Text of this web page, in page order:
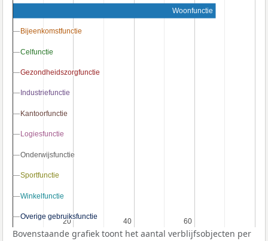
20
20 40
40 60
60
Woonfunctie
Bijeenkomstfunctie
Bijeenkomstfunctie
Celfunctie
Celfunctie
Gezondheidszorgfunctie
Gezondheidszorgfunctie
Industriefunctie
Industriefunctie
Kantoorfunctie
Kantoorfunctie
Logiesfunctie
Logiesfunctie
Onderwijsfunctie
Onderwijsfunctie
Sportfunctie
Sportfunctie
Winkelfunctie
Winkelfunctie
Overige gebruiksfunctie
Overige gebruiksfunctie
Bovenstaande grafiek toont het aantal verblijfsobjecten per